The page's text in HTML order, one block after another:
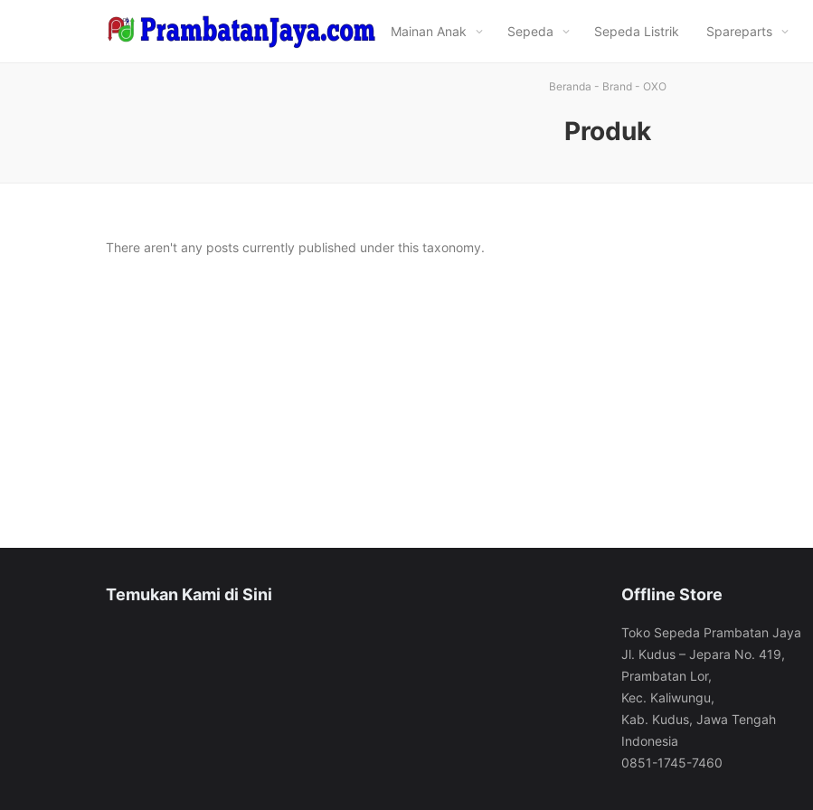
Mainan Anak Sepeda Sepeda Listrik Spareparts
Beranda - Brand - OXO
Produk
There aren't any posts currently published under this taxonomy.
Temukan Kami di Sini Offline Store
Toko Sepeda Prambatan Jaya
Jl. Kudus – Jepara No. 419,
Prambatan Lor,
Kec. Kaliwungu,
Kab. Kudus, Jawa Tengah
Indonesia
0851-1745-7460